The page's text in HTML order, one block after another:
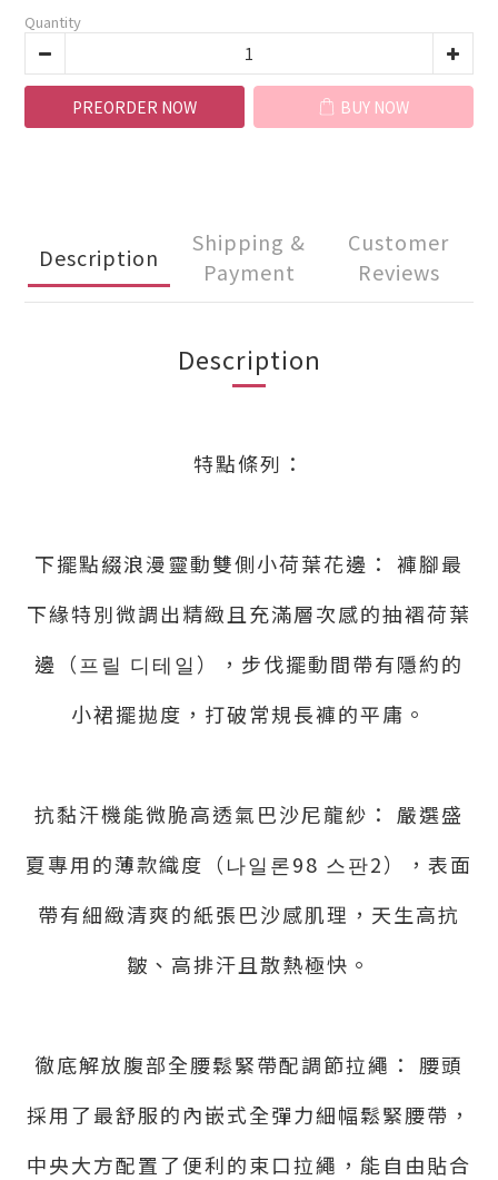
Quantity
PREORDER NOW BUY NOW
Description
Shipping &
Payment
Customer
Reviews
Description
特點條列：
下擺點綴浪漫靈動雙側小荷葉花邊： 褲腳最
下緣特別微調出精緻且充滿層次感的抽褶荷葉
邊（프릴 디테일），步伐擺動間帶有隱約的
小裙擺拋度，打破常規長褲的平庸。
抗黏汗機能微脆高透氣巴沙尼龍紗： 嚴選盛
夏專用的薄款織度（나일론98 스판2），表面
帶有細緻清爽的紙張巴沙感肌理，天生高抗
皺、高排汗且散熱極快。
徹底解放腹部全腰鬆緊帶配調節拉繩： 腰頭
採用了最舒服的內嵌式全彈力細幅鬆緊腰帶，
中央大方配置了便利的束口拉繩，能自由貼合